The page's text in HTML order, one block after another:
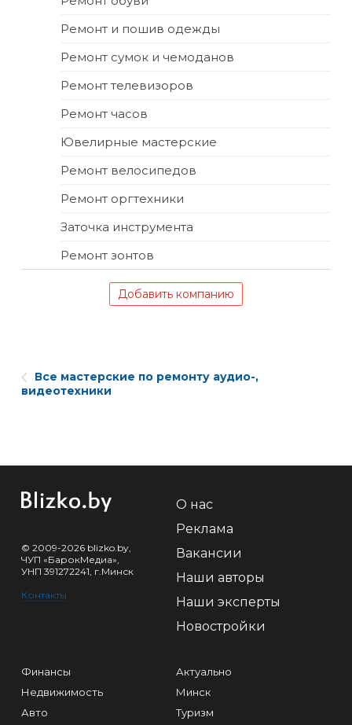
Ремонт и пошив одежды
Ремонт сумок и чемоданов
Ремонт телевизоров
Ремонт часов
Ювелирные мастерские
Ремонт велосипедов
Ремонт оргтехники
Заточка инструмента
Ремонт зонтов
Добавить компанию
Все мастерские по ремонту аудио-,
видеотехники
© 2009-2026 blizko.by,
ЧУП «БарокМедиа»,
УНП 391272241, г.Минск
Контакты
О нас
Реклама
Вакансии
Наши авторы
Наши эксперты
Новостройки
Финансы
Недвижимость
Авто
Актуально
Минск
Туризм